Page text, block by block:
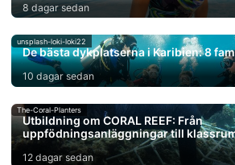
8 dagar sedan
unsplash-loki-loki22
De bästa dykplatserna i Karibien: 8
10 dagar sedan
The-Coral-Planters
Utbildning om CORAL REEF: Från
uppfödningsanläggningar till
12 dagar sedan